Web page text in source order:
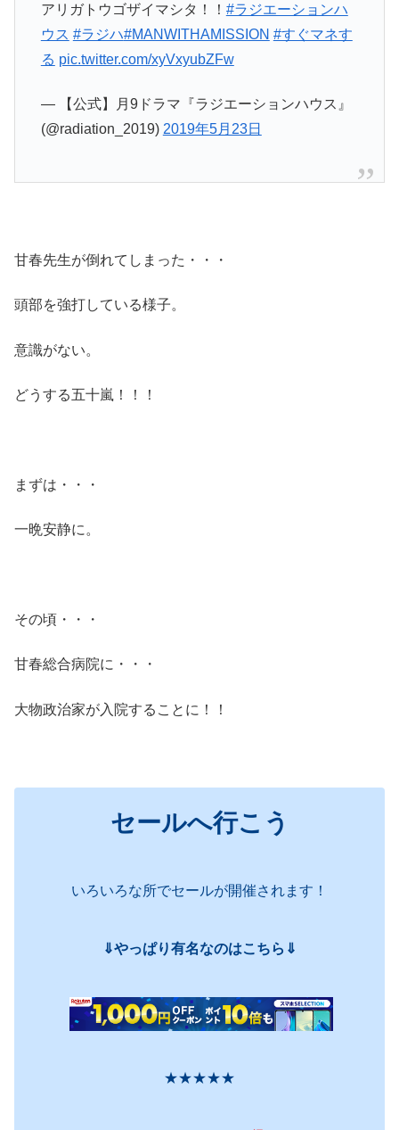
アリガトウゴザイマシタ！！ #ラジエーションハ
ウス #ラジハ#MANWITHAMISSION #すぐマネす
る pic.twitter.com/xyVxyubZFw
— 【公式】月9ドラマ『ラジエーションハウス』
(@radiation_2019) 2019年5月23日
甘春先生が倒れてしまった・・・
頭部を強打している様子。
意識がない。
どうする五十嵐！！！
まずは・・・
一晩安静に。
その頃・・・
甘春総合病院に・・・
大物政治家が入院することに！！
セールへ行こう
いろいろな所でセールが開催されます！
⇓やっぱり有名なのはこちら⇓
★★★★★